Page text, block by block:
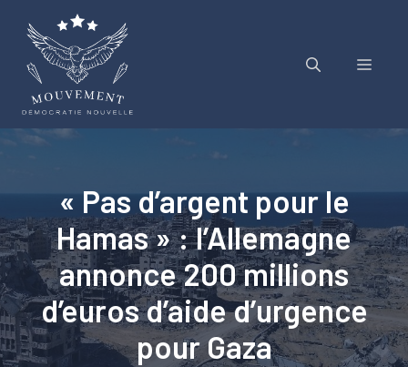
contenu
Menu
« Pas d’argent pour le
Hamas » : l’Allemagne
annonce 200 millions
d’euros d’aide d’urgence
pour Gaza